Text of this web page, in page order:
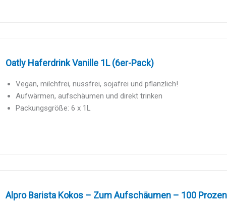
Oatly Haferdrink Vanille 1L (6er-Pack)
Vegan, milchfrei, nussfrei, sojafrei und pflanzlich!
Aufwärmen, aufschäumen und direkt trinken
Packungsgröße: 6 x 1L
Alpro Barista Kokos – Zum Aufschäumen – 100